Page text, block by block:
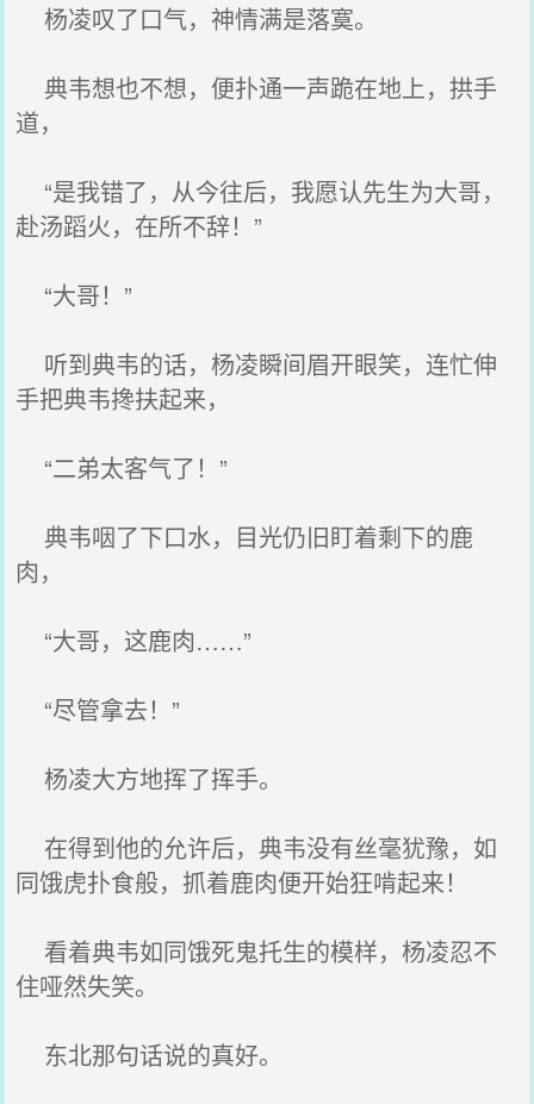
杨凌叹了口气，神情满是落寞。
典韦想也不想，便扑通一声跪在地上，拱手
道，
“是我错了，从今往后，我愿认先生为大哥，
赴汤蹈火，在所不辞！”
“大哥！”
听到典韦的话，杨凌瞬间眉开眼笑，连忙伸
手把典韦搀扶起来，
“二弟太客气了！”
典韦咽了下口水，目光仍旧盯着剩下的鹿
肉，
“大哥，这鹿肉……”
“尽管拿去！”
杨凌大方地挥了挥手。
在得到他的允许后，典韦没有丝毫犹豫，如
同饿虎扑食般，抓着鹿肉便开始狂啃起来！
看着典韦如同饿死鬼托生的模样，杨凌忍不
住哑然失笑。
东北那句话说的真好。